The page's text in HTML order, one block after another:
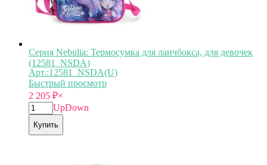
Серия Nebulia: Термосумка для ланчбокса, для девочек
(12581_NSDA)
Арт.:12581_NSDA(U)
Быстрый просмотр
2 205 ₽×
UpDown
Купить